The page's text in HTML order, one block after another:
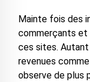
Mainte fois des
commerçants et
ces sites.
revenues
observe de plus